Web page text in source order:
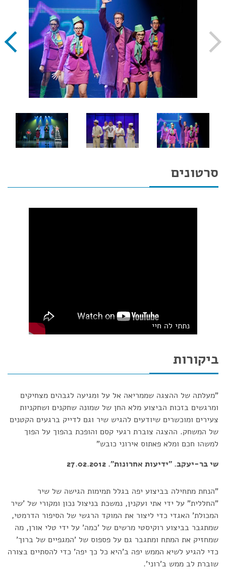
סרטונים
נתתי לה חיי
ביקורות
"מעלתה של ההצגה שממריאה אל על ומגיעה לגבהים מצחיקים
ומרגשים בזכות הביצוע מלא החן של שמונה שחקנים ושחקניות
צעירים ומוכשרים שיודעים להגיש שיר וגם לדייק ברגעים הקטנים
של המשחק. ההצגה צוברת רגעי קסם והופכת בהפוך על הפוך
למשהו חכם ומלא פאתוס אירוני כובש”
שי בר-יעקב. "ידיעות אחרונות". 27.02.2012
"הנחת מתחילה בביצוע יפה בגלל תמימות הגישה של שיר
"החללית" על ידי אתי ועקנין, נמשכת בניצול נכון ומקורי של 'שיר
המכולת' האגדי כדי ליצור את המוקד הרגשי של הסיפור הדרמטי,
שמתגבר בביצוע רוקיסטי מרשים של 'כמה' על ידי טלי אורן, מה
שמחזיק את המתח ומתגבר גם על פספוס של 'המגפיים של ברוך'
כדי להגיע לשיא הממש יפה ב'היא כל כך יפה' כדי להסתיים בצורה
שוברת לב ממש ב'רוני'.